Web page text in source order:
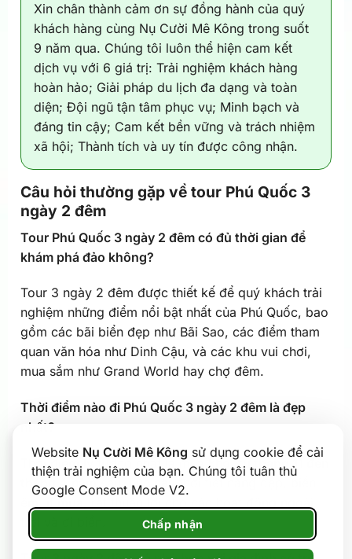
Website Nụ Cười Mê Kông sử dụng cookie để cải
thiện trải nghiệm của bạn. Chúng tôi tuân thủ
Google Consent Mode V2.
Chấp nhận
Xin chân thành cảm ơn sự đồng hành của quý
khách hàng cùng Nụ Cười Mê Kông trong suốt
9 năm qua. Chúng tôi luôn thể hiện cam kết
dịch vụ với 6 giá trị: Trải nghiệm khách hàng
hoàn hảo; Giải pháp du lịch đa dạng và toàn
diện; Đội ngũ tận tâm phục vụ; Minh bạch và
đáng tin cậy; Cam kết bền vững và trách nhiệm
xã hội; Thành tích và uy tín được công nhận.
Câu hỏi thường gặp về tour Phú Quốc 3
ngày 2 đêm
Tour Phú Quốc 3 ngày 2 đêm có đủ thời gian để
khám phá đảo không?
Tour 3 ngày 2 đêm được thiết kế để quý khách trải
nghiệm những điểm nổi bật nhất của Phú Quốc, bao
gồm các bãi biển đẹp như Bãi Sao, các điểm tham
quan văn hóa như Dinh Cậu, và các khu vui chơi,
mua sắm như Grand World hay chợ đêm.
Thời điểm nào đi Phú Quốc 3 ngày 2 đêm là đẹp
nhất?
Thời điểm lý tưởng nhất là mùa khô,từ tháng 11 đến
tháng 4 năm sau. Lúc này thời tiết nắng đẹp, biển
êm, ít mưa, rất thuận lợi cho các hoạt động ngoài